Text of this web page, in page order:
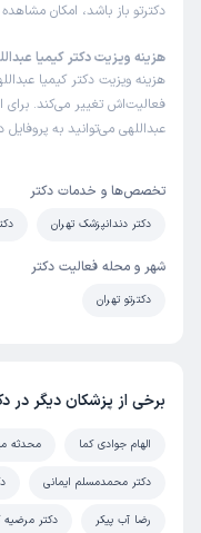
دکترتو باز باشد، امکان
هزینه ویزیت دکتر کیمیا
هزینه ویزیت دکتر کیمیا
فعالیت‌اش تغییر می‌کند. برای
عبداللهی می‌توانید به
تخصص‌ها و خدمات دکتر
دکتر دندانپزشک تهران
شهر و محله فعالیت دکتر
دکترتو تهران
برخی از پزشکان دیگر در
الهام جوادی کما محدثه
دکتر محمدمسلم ایمانی
رضا آب پیکر دکتر مرضیه